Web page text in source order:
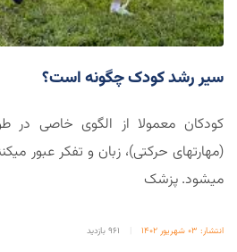
سیر رشد کودک چگونه است؟
کودکان معمولا از الگوی خاصی در
(مهارتهای حرکتی)، زبان و تفکر عبور
میشود. پزشک
انتشار: 03 شهریور 1402